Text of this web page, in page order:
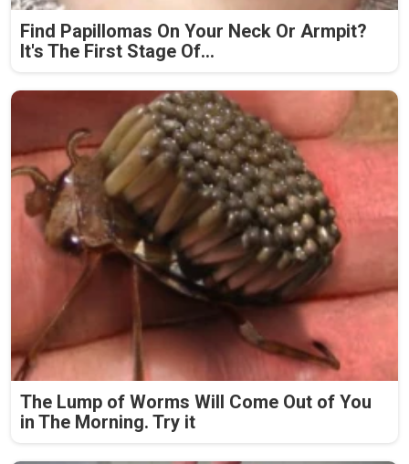
Find Papillomas On Your Neck Or Armpit?
It's The First Stage Of...
The Lump of Worms Will Come Out of You
in The Morning. Try it